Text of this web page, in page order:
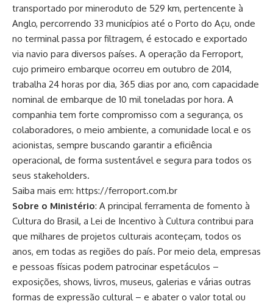
transportado por mineroduto de 529 km, pertencente à
Anglo, percorrendo 33 municípios até o Porto do Açu, onde
no terminal passa por filtragem, é estocado e exportado
via navio para diversos países. A operação da Ferroport,
cujo primeiro embarque ocorreu em outubro de 2014,
trabalha 24 horas por dia, 365 dias por ano, com capacidade
nominal de embarque de 10 mil toneladas por hora. A
companhia tem forte compromisso com a segurança, os
colaboradores, o meio ambiente, a comunidade local e os
acionistas, sempre buscando garantir a eficiência
operacional, de forma sustentável e segura para todos os
seus stakeholders.
Saiba mais em: https://ferroport.com.br
Sobre o Ministério: A principal ferramenta de fomento à
Cultura do Brasil, a Lei de Incentivo à Cultura contribui para
que milhares de projetos culturais aconteçam, todos os
anos, em todas as regiões do país. Por meio dela, empresas
e pessoas físicas podem patrocinar espetáculos –
exposições, shows, livros, museus, galerias e várias outras
formas de expressão cultural – e abater o valor total ou